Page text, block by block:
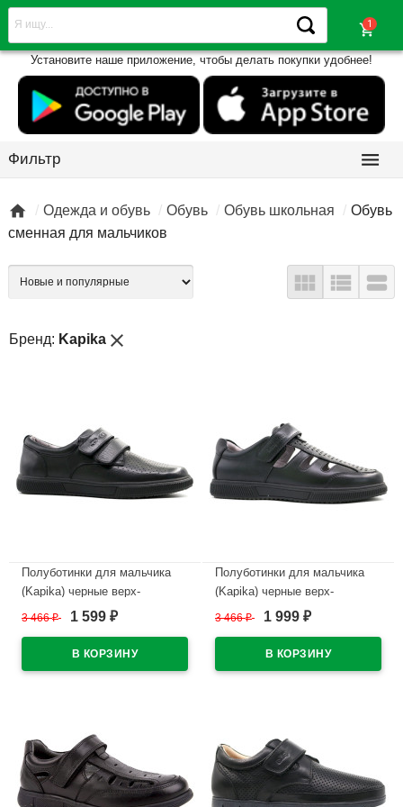
shopping_cart
Установите наше приложение, чтобы делать покупки удобнее!
Фильтр 
 Одежда и обувь Обувь Обувь школьная
Обувь
сменная для мальчиков
  
Бренд: Kapika close
Полуботинки для мальчика
(Kapika) черные верх-
натуральная кожа подкладка-
33 артикул 22902-1
3 466₽ 1 599 ₽
Полуботинки для мальчика
(Kapika) черные верх-
натуральная кожа подкладка-
33 артикул 22908-1
3 466₽ 1 999 ₽